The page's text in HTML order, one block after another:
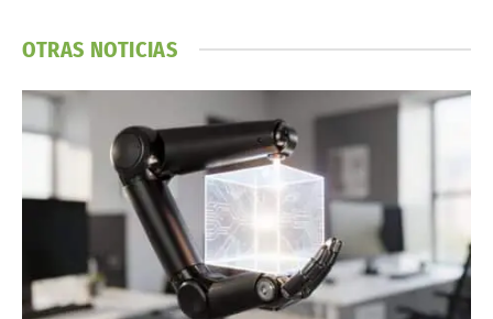
OTRAS NOTICIAS